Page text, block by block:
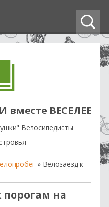
вместе ВЕСЕЛЕЕ
Велосипедисты
» Велозаезд к
порогам на